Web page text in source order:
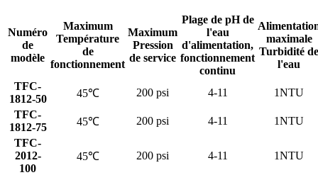
Numéro
de
modèle
Maximum
Température
de
fonctionnement
Maximum
Pression
de service
Plage de pH de
l'eau
d'alimentation,
fonctionnement
continu
maximale
Turbidité de
l'eau
TFC-
1812-50
45℃ 200 psi 4-11
1NTU
TFC-
1812-75
45℃ 200 psi 4-11
1NTU
TFC-
2012-
100
45℃ 200 psi 4-11 1NTU